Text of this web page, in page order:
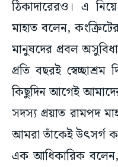
ঠিকাদারেরও। এ
মাহাত বলেন,
মানুষদের প্রবল
প্রতি বছরই
কিছুদিন আগেই
সদস্য প্রয়াত রামপদ
আমরা তাঁকেই উৎসর্গ
এক আধিকারিক বলেন,